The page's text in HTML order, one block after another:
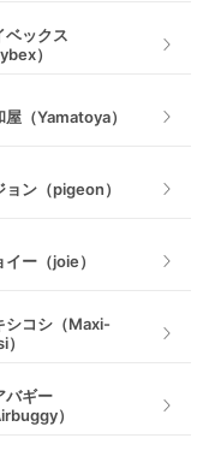
遊具
ベックス
）
屋（Yamatoya）
ョン（pigeon）
イー（joie）
シコシ（Maxi-
バギー
）